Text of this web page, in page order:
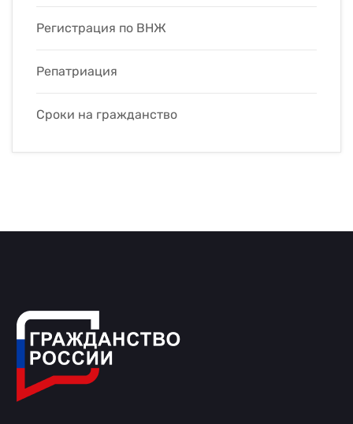
Регистрация по ВНЖ
Репатриация
Сроки на гражданство